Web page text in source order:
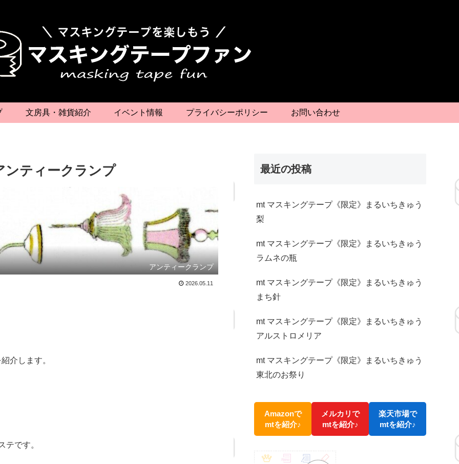
文房具・雑貨紹介 イベント情報 プライバシーポリシー お問い合わせ
ンティークランプ
アンティークランプ
2026.05.11
介します。
テです。
最近の投稿
mt マスキングテープ《限定》まるいちきゅう
梨
mt マスキングテープ《限定》まるいちきゅう
ラムネの瓶
mt マスキングテープ《限定》まるいちきゅう
まち針
mt マスキングテープ《限定》まるいちきゅう
アルストロメリア
mt マスキングテープ《限定》まるいちきゅう
東北のお祭り
Amazonで
mtを紹介♪
メルカリで
mtを紹介♪
楽天市場で
mtを紹介♪